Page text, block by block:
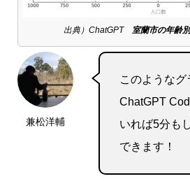
出典）ChatGPT 室蘭市の年齢
兼松洋輔
このようなグ
ChatGPT
いれば5分も
できます！